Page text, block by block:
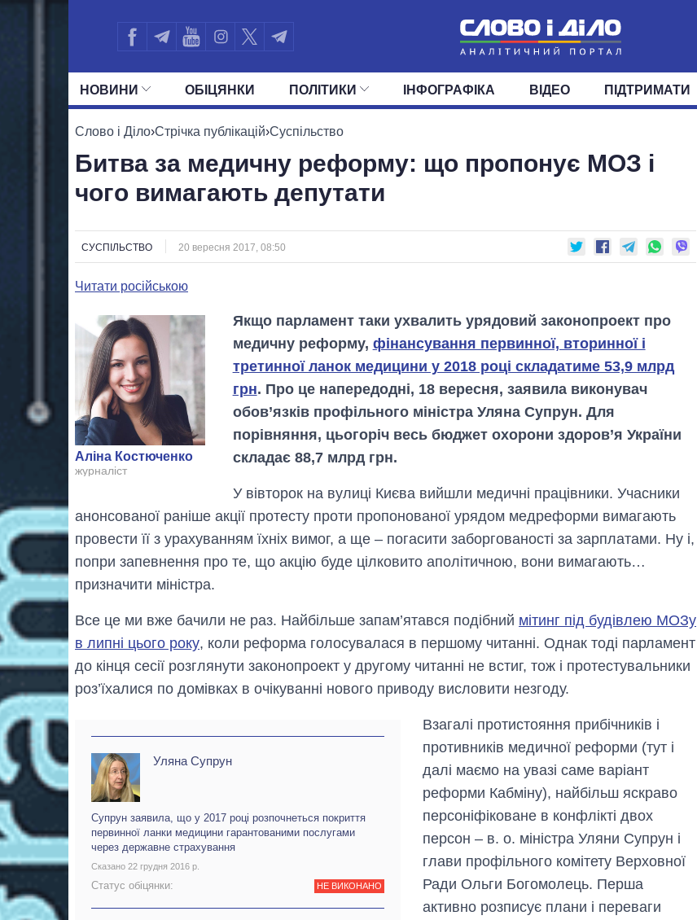
НОВИНИ
ПОЛІТИКА ЕКОНОМІКА СУСПІЛЬСТВО
ОБIЦЯНКИ ПОЛIТИКИ
УСІ ПОЛІТИКИ ПРЕЗИДЕНТ І ОФІС
ДЕПУТАТИ КОМІТЕТИ ФРАКЦІЇ ОКРУГИ
ІНФОГРАФІКА ВІДЕО ПІДТРИМАТИ
Слово і Діло›Стрічка публікацій›Суспільство
Битва за медичну реформу: що пропонує МОЗ і
чого вимагають депутати
СУСПІЛЬСТВО 20 вересня 2017, 08:50
Читати російською
Аліна Костюченко
журналіст
Якщо парламент таки ухвалить урядовий законопроект про
медичну реформу, фінансування первинної, вторинної і
третинної ланок медицини у 2018 році складатиме 53,9 млрд
грн. Про це напередодні, 18 вересня, заявила виконувач
обов’язків профільного міністра Уляна Супрун. Для
порівняння, цьогоріч весь бюджет охорони здоров’я України
складає 88,7 млрд грн.
У вівторок на вулиці Києва вийшли медичні працівники. Учасники
анонсованої раніше акції протесту проти пропонованої урядом медреформи вимагають
провести її з урахуванням їхніх вимог, а ще – погасити заборгованості за зарплатами. Ну і,
попри запевнення про те, що акцію буде цілковито аполітичною, вони вимагають…
призначити міністра.
Все це ми вже бачили не раз. Найбільше запам’ятався подібний мітинг під будівлею МОЗу
в липні цього року, коли реформа голосувалася в першому читанні. Однак тоді парламент
до кінця сесії розглянути законопроект у другому читанні не встиг, тож і протестувальники
роз’їхалися по домівках в очікуванні нового приводу висловити незгоду.
Уляна Супрун
Супрун заявила, що у 2017 році розпочнеться покриття
первинної ланки медицини гарантованими послугами
через державне страхування
Сказано 22 грудня 2016 р.
Статус обіцянки: НЕ ВИКОНАНО
Взагалі протистояння прибічників і
противників медичної реформи (тут і
далі маємо на увазі саме варіант
реформи Кабміну), найбільш яскраво
персоніфіковане в конфлікті двох
персон – в. о. міністра Уляни Супрун і
глави профільного комітету Верховної
Ради Ольги Богомолець. Перша
активно розписує плани і переваги